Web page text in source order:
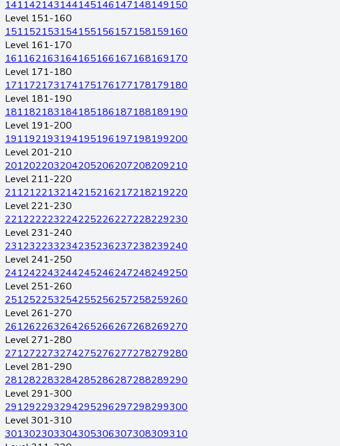
141142143144145146147148149150
Level 151-160
151152153154155156157158159160
Level 161-170
161162163164165166167168169170
Level 171-180
171172173174175176177178179180
Level 181-190
181182183184185186187188189190
Level 191-200
191192193194195196197198199200
Level 201-210
201202203204205206207208209210
Level 211-220
211212213214215216217218219220
Level 221-230
221222223224225226227228229230
Level 231-240
231232233234235236237238239240
Level 241-250
241242243244245246247248249250
Level 251-260
251252253254255256257258259260
Level 261-270
261262263264265266267268269270
Level 271-280
271272273274275276277278279280
Level 281-290
281282283284285286287288289290
Level 291-300
291292293294295296297298299300
Level 301-310
301302303304305306307308309310